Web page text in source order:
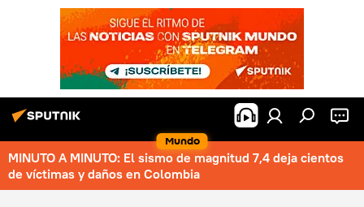
Mundo
MINUTO A MINUTO: El sismo de magnitud 7,4 deja cientos
de víctimas y daños en Colombia